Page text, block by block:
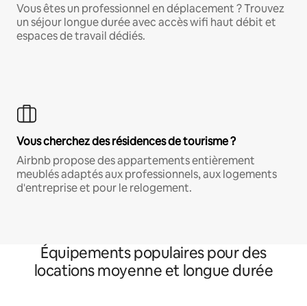
Vous êtes un professionnel en déplacement ? Trouvez
un séjour longue durée avec accès wifi haut débit et
espaces de travail dédiés.
Vous cherchez des résidences de tourisme ?
Airbnb propose des appartements entièrement
meublés adaptés aux professionnels, aux logements
d'entreprise et pour le relogement.
Équipements populaires pour des
locations moyenne et longue durée